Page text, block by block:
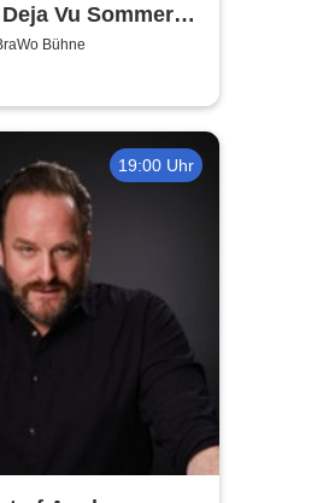
Vu Sommer
Bühne
19:00 Uhr